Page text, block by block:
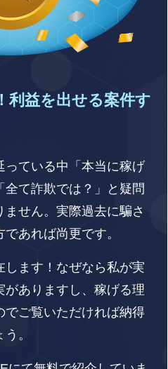
利益を出せる案件す
っている中「本当に稼げ
全て詐欺では？」と疑問
せん。実際過去に騙さ
あれば尚更です。
します！なぜなら私が実
がありますし、稼げる理
でご覧いただければ納得
。